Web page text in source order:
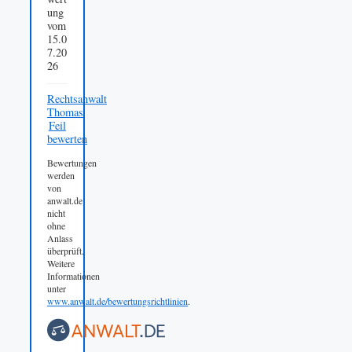
ung
vom
15.0
7.20
26
Rechtsanwalt
Thomas
Feil
bewerten
Bewertungen
werden
von
anwalt.de
nicht
ohne
Anlass
überprüft.
Weitere
Informationen
unter
www.anwalt.de/bewertungsrichtlinien.